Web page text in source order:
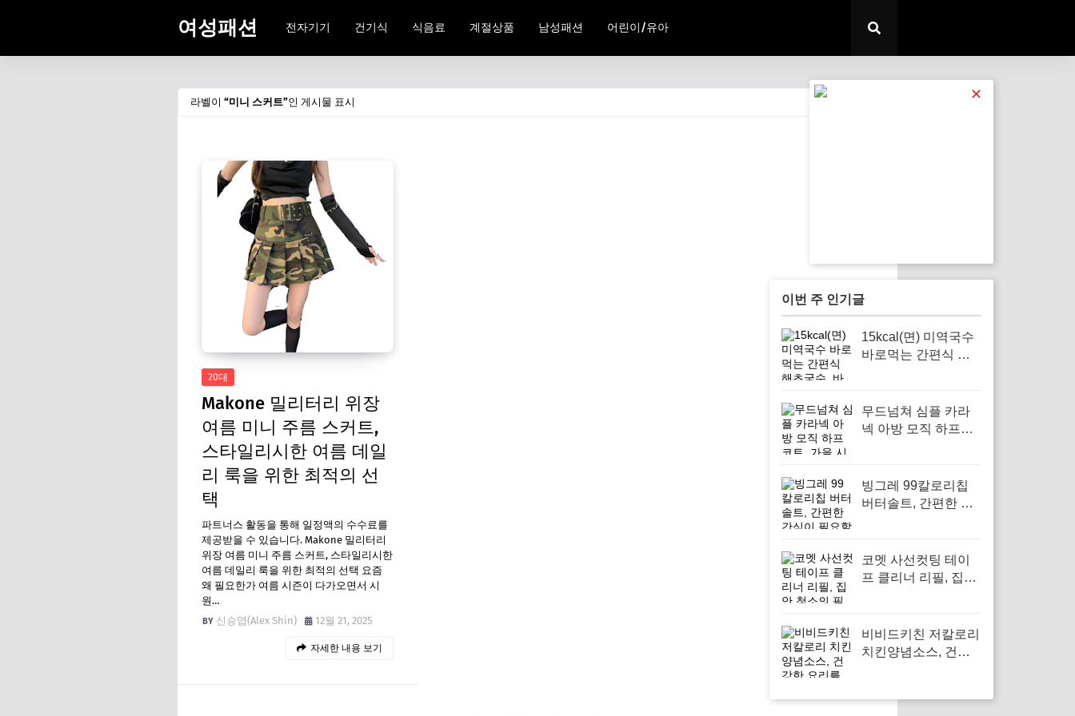
여성패션 전자기기 건기식 식음료 계절상품 남성패션 어린이/유아
라벨이 미니 스커트 인 게시물 표시
20대
Makone 밀리터리 위장
여름 미니 주름 스커트,
스타일리시한 여름 데일
리 룩을 위한 최적의 선
택
파트너스 활동을 통해 일정액의 수수료를
제공받을 수 있습니다. Makone 밀리터리
위장 여름 미니 주름 스커트, 스타일리시한
여름 데일리 룩을 위한 최적의 선택 요즘
왜 필요한가 여름 시즌이 다가오면서 시
원…
신승엽(Alex Shin)
12월 21, 2025
자세한 내용 보기
✕
이번 주 인기글
15kcal(면) 미역국수
바로먹는 간편식 해
하기
무드넘쳐 심플 카라
넥 아방 모직 하프코
빙그레 99칼로리칩
버터솔트, 간편한 간
코멧 사선컷팅 테이
프 클리너 리필, 집안
비비드키친 저칼로리
치킨양념소스, 건강